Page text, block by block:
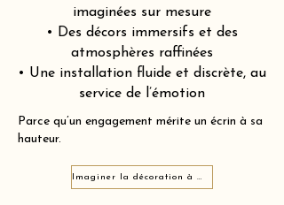
imaginées sur mesure
• Des décors immersifs et des
atmosphères raffinées
• Une installation fluide et discrète, au
service de l’émotion
Parce qu’un engagement mérite un écrin à sa
hauteur.
Imaginer la décoration à Olivet 45160